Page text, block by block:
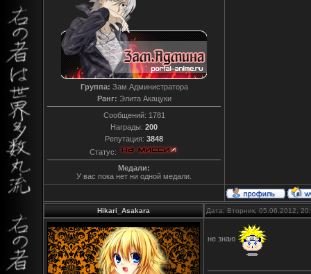
Группа: Зам.Администратора
Ранг: Элита Акацуки
Сообщений: 1781
Награды: 200
Репутация: 3848
Статус:
Медали:
У вас пока нет ни одной медали.
Hikari_Asakara Дата: Вторник, 05.06.2012,
не знаю